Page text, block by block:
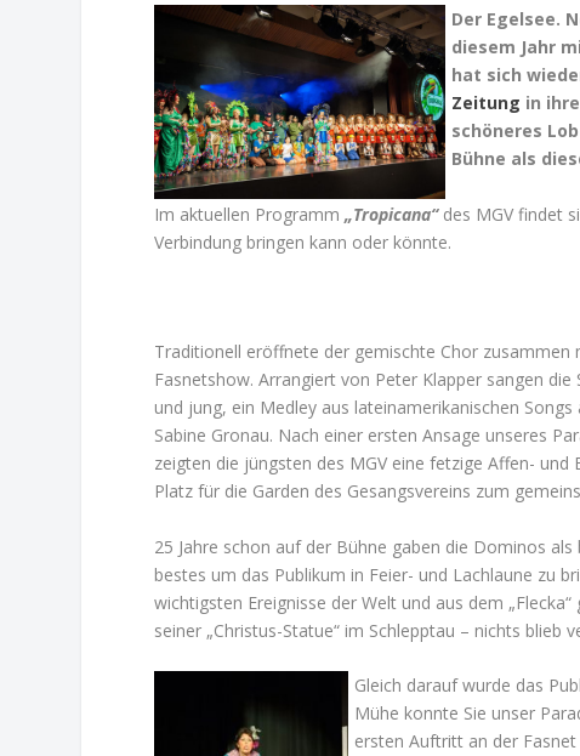
Der Egelsee.
diesem Jahr
hat sich
Zeitung in
schöneres
Bühne als
Im aktuellen Programm„Tropicana“des MGV findet
Verbindung bringen kann oder könnte.
Traditionell eröffnete der gemischte Chor zusammen
Fasnetshow. Arrangiert von Peter Klapper sangen die
und jung, ein Medley aus lateinamerikanischen
Sabine Gronau. Nach einer ersten Ansage unseres
zeigten die jüngsten des MGV eine fetzige Affen- und
Platz für die Garden des Gesangsvereins zum
25 Jahre schon auf der Bühne gaben die Dominos
bestes um das Publikum in Feier- und Lachlaune zu
wichtigsten Ereignisse der Welt und aus dem
seiner „Christus-Statue“ im Schlepptau – nichts
Gleich darauf wurde das
Mühe konnte Sie unser
ersten Auftritt an der